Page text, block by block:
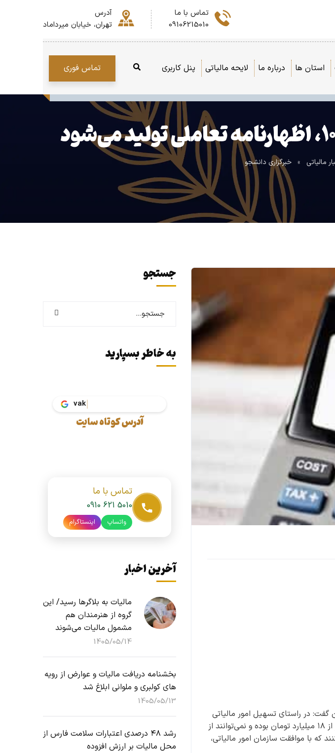
تماس با ما
09106215010
آدرس
تهران، خیابان میرداماد
استان ها درباره ما لایحه مالیاتی پنل کاربری تماس فوری
مالیاتی » خبرگزاری دانشجو
گفت: در راستای تسهیل امور مالیاتی
مودیان، به سازمان امور مالیاتی کشور پیشنهاد داده شد تا افرادی که فروششان بالاتر از ۱۸ میلیارد تومان بوده و نمی‌توانند از
کنند که با موافقت سازمان امور مالیاتی،
جستجو
به خاطر بسپارید
آدرس کوتاه سایت
تماس با ما
0910 621 5010
واتساپ اینستاگرام
آخرین اخبار
مالیات به بلاگرها رسید/ این
گروه از هنرمندان هم
مشمول مالیات می‌شوند
1405/05/14
بخشنامه دریافت مالیات و عوارض از رویه
های کولبری و ملوانی ابلاغ شد
1405/05/13
رشد ۴۸ درصدی اعتبارات سلامت فارس از
محل مالیات بر ارزش افزوده